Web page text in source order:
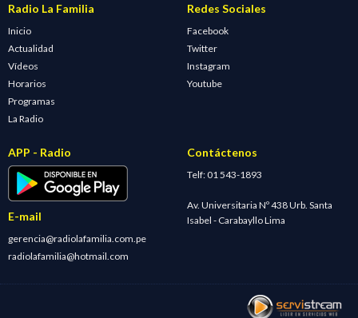
Radio La Familia
Inicio
Actualidad
Vídeos
Horarios
Programas
La Radio
Redes Sociales
Facebook
Twitter
Instagram
Youtube
APP - Radio
E-mail
gerencia@radiolafamilia.com.pe
radiolafamilia@hotmail.com
Contáctenos
Telf: 01 543-1893
Av. Universitaria Nº 438 Urb. Santa
Isabel - Carabayllo Lima